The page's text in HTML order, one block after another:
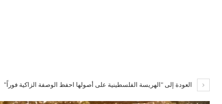
العودة إلى "الهريسة الفلسطينية على أصولها احفظ الوصفة الزاكية فوراً"